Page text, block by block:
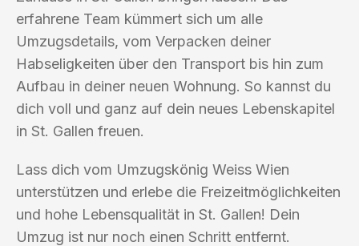
erfahrene Team kümmert sich um alle
Umzugsdetails, vom Verpacken deiner
Habseligkeiten über den Transport bis hin zum
Aufbau in deiner neuen Wohnung. So kannst du
dich voll und ganz auf dein neues Lebenskapitel
in St. Gallen freuen.
Lass dich vom Umzugskönig Weiss Wien
unterstützen und erlebe die Freizeitmöglichkeiten
und hohe Lebensqualität in St. Gallen! Dein
Umzug ist nur noch einen Schritt entfernt.